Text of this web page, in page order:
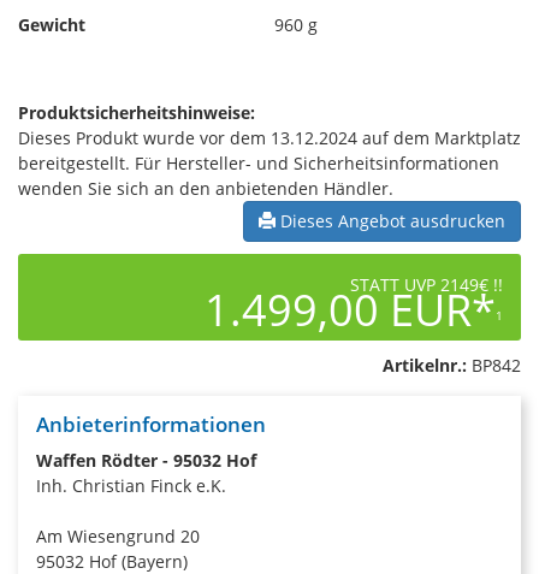
Gewicht
960 g
Produktsicherheitshinweise:
Dieses Produkt wurde vor dem 13.12.2024 auf dem Marktplatz
bereitgestellt. Für Hersteller- und Sicherheitsinformationen
wenden Sie sich an den anbietenden Händler.
Dieses Angebot ausdrucken
STATT UVP 2149€ !!
1.499,00 EUR*1
Artikelnr.: BP842
Anbieterinformationen
Waffen Rödter - 95032 Hof
Inh. Christian Finck e.K.
Am Wiesengrund 20
95032 Hof (Bayern)